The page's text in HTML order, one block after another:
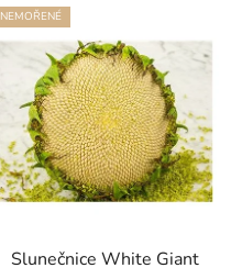
NEMOŘENÉ
Slunečnice White Giant